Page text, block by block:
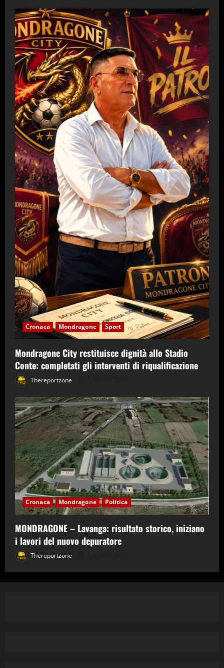
Cronaca Mondragone Sport
Mondragone City restituisce dignità allo Stadio
Conte: completati gli interventi di riqualificazione
Thereportzone
Cronaca Mondragone Politica
MONDRAGONE – Lavanga: risultato storico, iniziano
i lavori del nuovo depuratore
Thereportzone